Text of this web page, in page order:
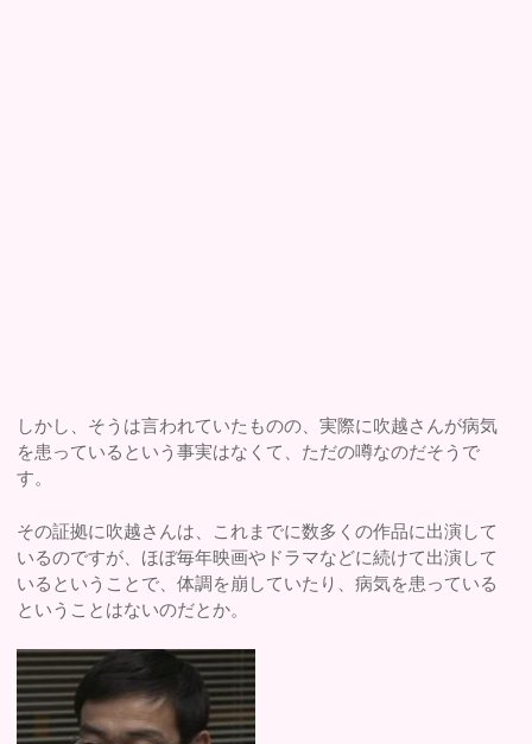
しかし、そうは言われていたものの、実際に吹越さんが病気
を患っているという事実はなくて、ただの噂なのだそうで
す。
その証拠に吹越さんは、これまでに数多くの作品に出演して
いるのですが、ほぼ毎年映画やドラマなどに続けて出演して
いるということで、体調を崩していたり、病気を患っている
ということはないのだとか。